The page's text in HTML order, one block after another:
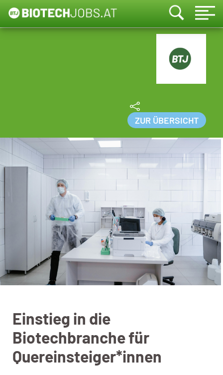
ZUR ÜBERSICHT
Einstieg in die
Biotechbranche für
Quereinsteiger*innen